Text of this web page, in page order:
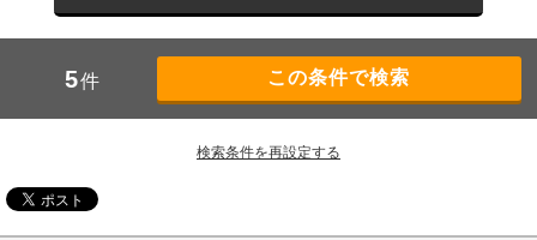
5件
検索条件を再設定する